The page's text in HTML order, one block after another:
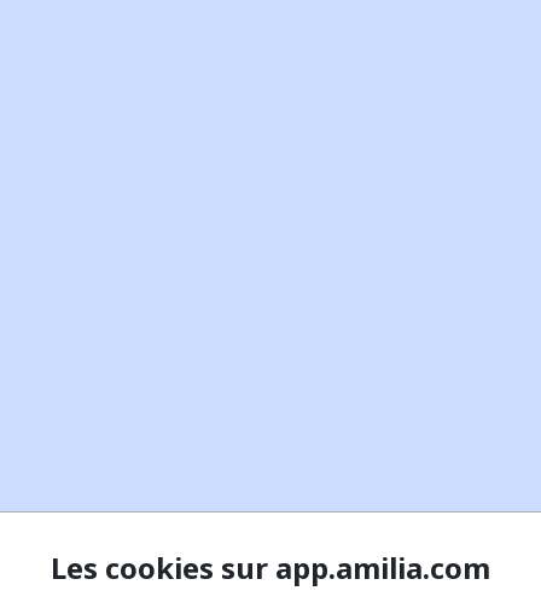
Les cookies sur app.amilia.com